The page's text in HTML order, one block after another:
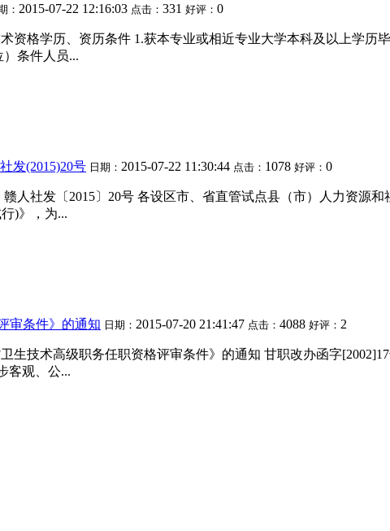
： 2015-07-22 12:16:03 点击： 331 好评： 0
资格学历、资历条件 1.获本专业或相近专业大学本科及以上学历
条件人员...
发(2015)20号 日期： 2015-07-22 11:30:44 点击： 1078 好评： 0
人社发〔2015〕20号 各设区市、省直管试点县（市）人力资源
)》，为...
审条件》的通知 日期： 2015-07-20 21:41:47 点击： 4088 好评： 2
技术高级职务任职资格评审条件》的通知 甘职改办函字
客观、公...